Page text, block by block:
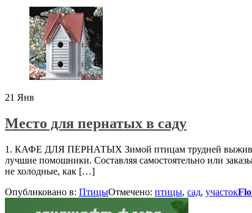
21 Янв
Место для пернатых в саду
1. КАФЕ ДЛЯ ПЕРНАТЫХ Зимой птицам трудней
лучшие помошники. Составляя самостоятельно или
не холодные, как […]
Опубликовано в: ПтицыОтмечено: птицы, сад, участок